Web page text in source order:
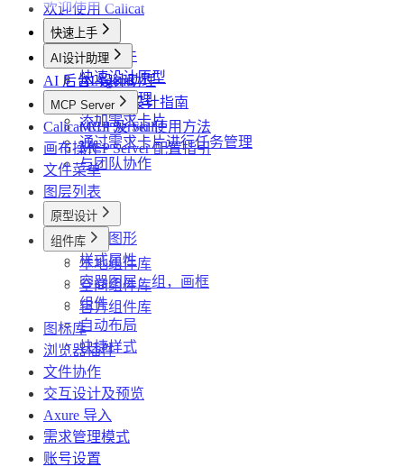
欢迎使用 Calicat
快速上手
创建文件
快速设计原型
使用AI助理
添加需求卡片
通过需求卡片进行任务管理
与团队协作
AI设计助理
AI 设计助理
高效 AI 设计指南
AI 后台 Agents
MCP Server
MCP Server 使用方法
MCP Server 配置指引
Calicat CLI 及 Skill
画布操作
文件菜单
图层列表
原型设计
基础图形
样式属性
容器图层：组，画框
组件
自动布局
快捷样式
组件库
本地组件库
空间组件库
官方组件库
图标库
浏览器插件
文件协作
交互设计及预览
Axure 导入
需求管理模式
账号设置